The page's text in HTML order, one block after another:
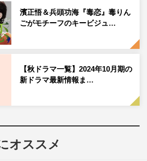
“髪が長い”という理由で、三島をいじ
ダーで、ある日、三島が落とした口紅
する桐野マコト。
中の『コスメティック・プレイラバ
や、10月より放送、映画の公開も決定
イコロ』（BS日テレほか）など、
「ベラベラENGLISH 星星the
に抜擢され、朝の顔としても注目さ
濱正悟＆兵頭功海『毒恋』毒りん
ごがモチーフのキービジュ…
【秋ドラマ一覧】2024年10月期の
新ドラマ最新情報ま…
オススメ